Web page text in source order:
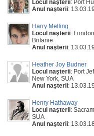
Locul naşterii: Port
Anul naşterii:
Harry Melling
Locul naşterii:
Britanie
Anul naşterii:
Heather Joy Budner
Locul naşterii: Port
New York, SUA
Anul naşterii:
Henry Hathaway
Locul naşterii:
SUA
Anul naşterii: